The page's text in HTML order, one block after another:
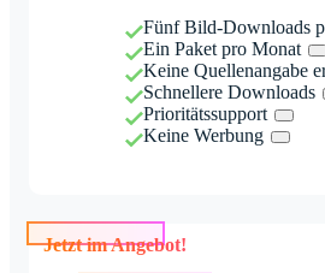
Fünf Bild-Downloads
Ein Paket pro Monat
Keine Quellenangabe
Schnellere Downloads
Prioritätssupport
Keine Werbung
Jetzt im Angebot!